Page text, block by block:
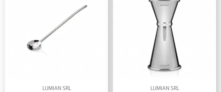
LUMIAN SRL LUMIAN SRL